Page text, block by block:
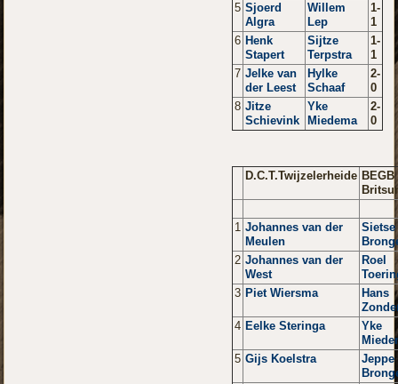
5 Sjoerd
Algra
Willem
Lep
1-
1
6 Henk
Stapert
Sijtze
Terpstra
1-
1
7 Jelke van
der Leest
Hylke
Schaaf
2-
0
8 Jitze
Schievink
Yke
Miedema
2-
0
D.C.T.Twijzelerheide BEGB
1 Johannes van der
Meulen
Sietse
2 Johannes van der
West
Roel
3 Piet Wiersma
Hans
4 Eelke Steringa
Yke
5 Gijs Koelstra
Jeppe